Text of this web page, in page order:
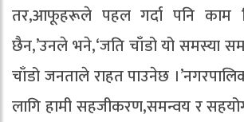
तर,आफूहरूले पहल गर्दा पनि काम
छैन,’उनले भने,‘जति चाँडो यो समस्या
चाँडो जनताले राहत पाउनेछ
लागि हामी सहजीकरण,समन्वय र